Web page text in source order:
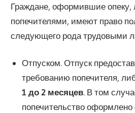
Граждане, оформившие опеку,
попечителями, имеют право
следующего рода трудовыми
Отпуском. Отпуск
требованию попечителя,
1 до 2 месяцев. В том
попечительство